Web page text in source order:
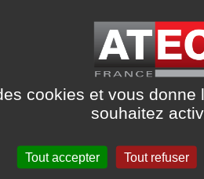
cookies et vous
souhaitez
Tout accepter Tout refuser